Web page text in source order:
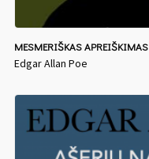
MESMERIŠKAS APREIŠKIMAS
Edgar Allan Poe